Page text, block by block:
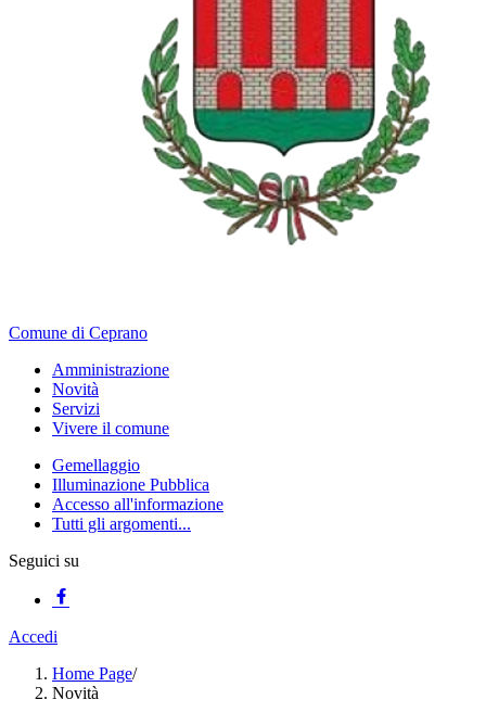
Comune di Ceprano
Amministrazione
Novità
Servizi
Vivere il comune
Gemellaggio
Illuminazione Pubblica
Accesso all'informazione
Tutti gli argomenti...
Seguici su
Accedi
Home Page/
Novità